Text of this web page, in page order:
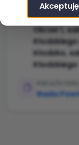
LOKALIZACJA
Starostwo
Okrzei 1,
Kłodzko,
Kłodzkiego
Rada